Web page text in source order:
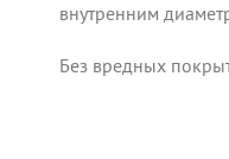
внутренним
Без вредных